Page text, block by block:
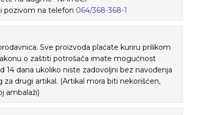
pozivom na telefon 064/368-368-1
Sve proizvoda plaćate kuriru prilikom
o zaštiti potrošača imate mogućnost
14 dana ukoliko niste zadovoljni bez navođenja
za drugi artikal. (Artikal mora biti nekorišćen,
ambalaži)